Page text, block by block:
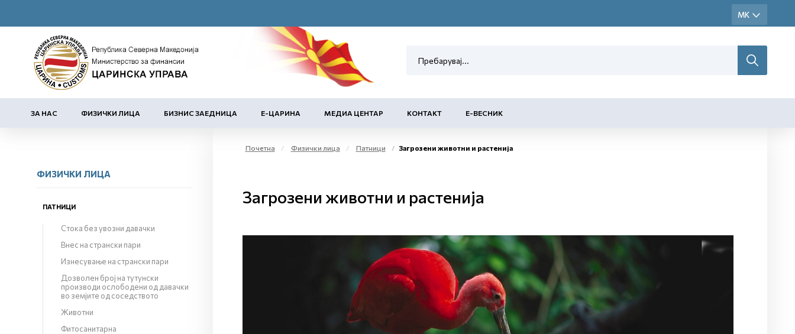
ЗА НАС ФИЗИЧКИ ЛИЦА БИЗНИС ЗАЕДНИЦА Е-ЦАРИНА МЕДИА ЦЕНТАР КОНТАКТ Е-ВЕСНИК
ФИЗИЧКИ ЛИЦА
ПАТНИЦИ
Стока без увозни давачки
Внес на странски пари
Изнесување на странски пари
Дозволен број на тутунски
производи ослободени од давачки
во земјите од соседството
Животни
Фитосанитарна
Почетна Физички лица Патници Загрозени животни и растенија
Загрозени животни и растенија